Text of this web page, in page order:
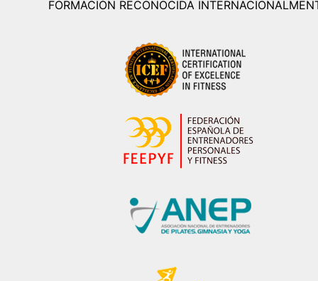
FORMACIÓN RECONOCIDA